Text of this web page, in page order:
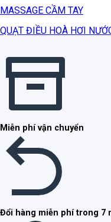
MASSAGE CẦM TAY
QUẠT ĐIỀU HOÀ HƠI
Miễn phí vận chuyển
Đổi hàng miễn phí trong 7